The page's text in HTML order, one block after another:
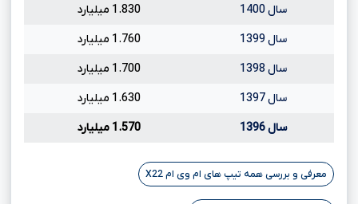
سال 1400
1.830 میلیارد
سال 1399
1.760 میلیارد
سال 1398
1.700 میلیارد
سال 1397
1.630 میلیارد
سال 1396
1.570 میلیارد
معرفی و بررسی همه تیپ های ام وی ام X22